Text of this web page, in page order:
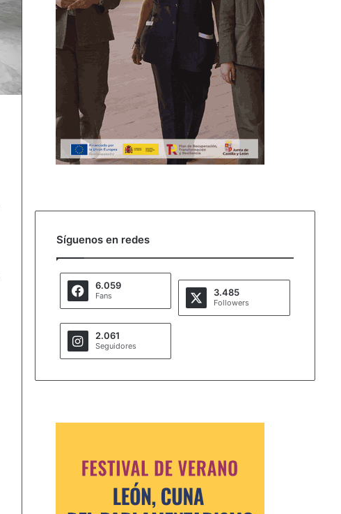
Síguenos en redes
6.059
Fans 3.485
Followers
2.061
Seguidores